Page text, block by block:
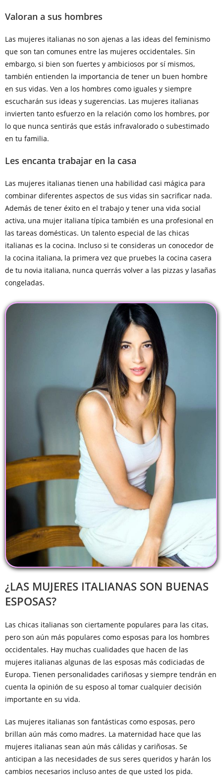
Valoran a sus hombres
Las mujeres italianas no son ajenas a las ideas del feminismo
que son tan comunes entre las mujeres occidentales. Sin
embargo, si bien son fuertes y ambiciosos por sí mismos,
también entienden la importancia de tener un buen hombre
en sus vidas. Ven a los hombres como iguales y siempre
escucharán sus ideas y sugerencias. Las mujeres italianas
invierten tanto esfuerzo en la relación como los hombres, por
lo que nunca sentirás que estás infravalorado o subestimado
en tu familia.
Les encanta trabajar en la casa
Las mujeres italianas tienen una habilidad casi mágica para
combinar diferentes aspectos de sus vidas sin sacrificar nada.
Además de tener éxito en el trabajo y tener una vida social
activa, una mujer italiana típica también es una profesional en
las tareas domésticas. Un talento especial de las chicas
italianas es la cocina. Incluso si te consideras un conocedor de
la cocina italiana, la primera vez que pruebes la cocina casera
de tu novia italiana, nunca querrás volver a las pizzas y lasañas
congeladas.
¿LAS MUJERES ITALIANAS SON BUENAS
ESPOSAS?
Las chicas italianas son ciertamente populares para las citas,
pero son aún más populares como esposas para los hombres
occidentales. Hay muchas cualidades que hacen de las
mujeres italianas algunas de las esposas más codiciadas de
Europa. Tienen personalidades cariñosas y siempre tendrán en
cuenta la opinión de su esposo al tomar cualquier decisión
importante en su vida.
Las mujeres italianas son fantásticas como esposas, pero
brillan aún más como madres. La maternidad hace que las
mujeres italianas sean aún más cálidas y cariñosas. Se
anticipan a las necesidades de sus seres queridos y harán los
cambios necesarios incluso antes de que usted los pida.